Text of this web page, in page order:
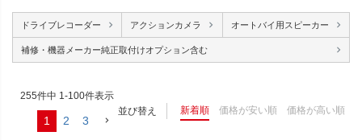
ドライブレコーダー アクションカメラ オートバイ用スピーカー
補修・機器メーカー純正取付けオプション含む
並び替え 新着順 価格が安い順 価格が高い順
255件中 1-100件表示
1 2 3